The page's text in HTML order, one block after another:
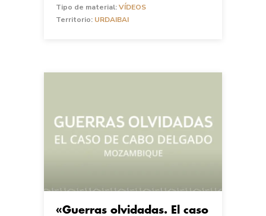
Tipo de material:VÍDEOS
Territorio: URDAIBAI
«Guerras olvidadas. El caso